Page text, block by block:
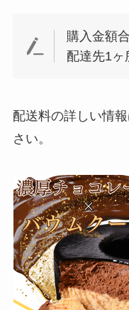
購入金額
配達先1ヶ
配送料の詳しい情
さい。